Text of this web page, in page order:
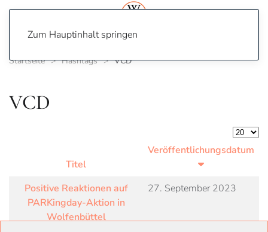
Zum Hauptinhalt springen
Startseite Hashtags VCD
VCD
Titel
Veröffentlichungsdatum
Positive Reaktionen auf
PARKingday-Aktion in
Wolfenbüttel
27. September 2023